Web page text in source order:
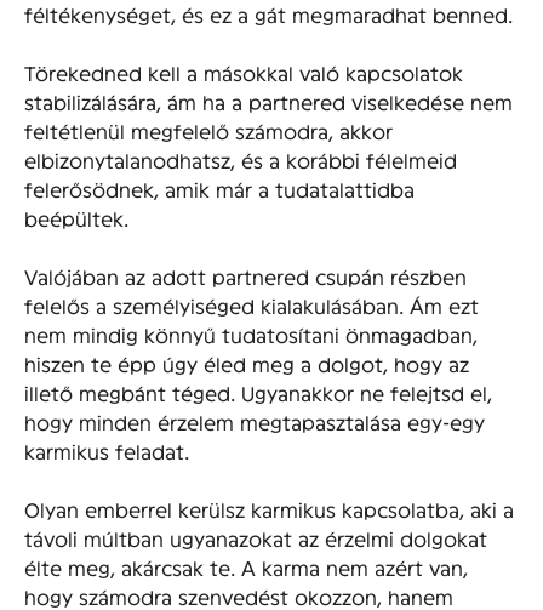
féltékenységet, és ez a gát megmaradhat benned.
Törekedned kell a másokkal való kapcsolatok
stabilizálására, ám ha a partnered viselkedése nem
feltétlenül megfelelő számodra, akkor
elbizonytalanodhatsz, és a korábbi félelmeid
felerősödnek, amik már a tudatalattidba
beépültek.
Valójában az adott partnered csupán részben
felelős a személyiséged kialakulásában. Ám ezt
nem mindig könnyű tudatosítani önmagadban,
hiszen te épp úgy éled meg a dolgot, hogy az
illető megbánt téged. Ugyanakkor ne felejtsd el,
hogy minden érzelem megtapasztalása egy-egy
karmikus feladat.
Olyan emberrel kerülsz karmikus kapcsolatba, aki a
távoli múltban ugyanazokat az érzelmi dolgokat
élte meg, akárcsak te. A karma nem azért van,
hogy számodra szenvedést okozzon, hanem